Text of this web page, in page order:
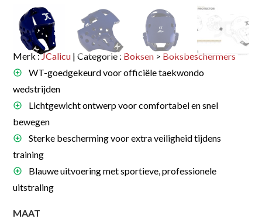
Merk :JCalicu | Categorie : Boksen > Boksbeschermers
WT-goedgekeurd voor officiële taekwondo
wedstrijden
Lichtgewicht ontwerp voor comfortabel en snel
bewegen
Sterke bescherming voor extra veiligheid tijdens
training
Blauwe uitvoering met sportieve, professionele
uitstraling
MAAT